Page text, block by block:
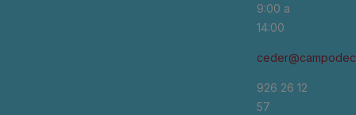
9:00 a
14:00
926 26 12
57